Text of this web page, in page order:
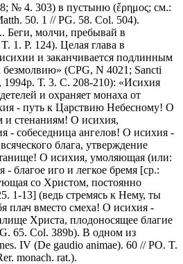
№ 4. 303) в пустыню (ἔρημος; см.:
50. 1 // PG. 58. Col. 504).
Беги, молчи, пребывай в
1. P. 124). Целая глава в
и заканчивается подлинным
(CPG, N 4021; Sancti
Т. 3. С. 208-210): «Исихия
и охраняет монаха от
- путь к Царствию Небесному! О
и стенаниям! О исихия,
- собеседница ангелов! О исихия -
блага, утверждение
О исихия, умоляющая (или:
иго и легкое бремя [ср.:
со Христом, постоянно
1-13] (ведь стремясь к Нему, ты
плач вместо смеха! О исихия -
Христа, плодоносящее благие
65. Col. 389b). В одном из
IV (De gaudio animae). 60 // PO. T.
monach. rat.).